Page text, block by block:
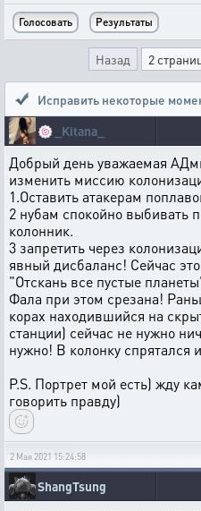
Назад 2
Исправить некоторые
🍥
_Kitana_
Добрый день уважаемая
изменить миссию
1.Оставить атакерам
2 нубам спокойно выбивать
колонник.
3 запретить через
явный дисбаланс! Сейчас
"Отскань все пустые
Фала при этом срезана!
корах находившийся на
станции) сейчас не нужно
нужно! В колонку спрятался
P.S. Портрет мой есть) жду
говорить правду)
2 Мая 2021 15:24:58
ShangTsung